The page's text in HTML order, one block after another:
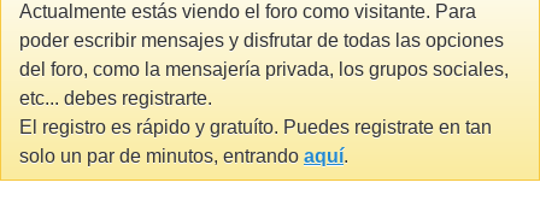
Actualmente estás viendo el foro como visitante. Para
poder escribir mensajes y disfrutar de todas las opciones
del foro, como la mensajería privada, los grupos sociales,
etc... debes registrarte.
El registro es rápido y gratuíto. Puedes registrate en tan
solo un par de minutos, entrando aquí.